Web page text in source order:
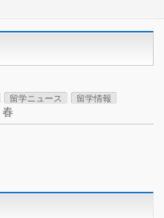
留学ニュース 留学情報